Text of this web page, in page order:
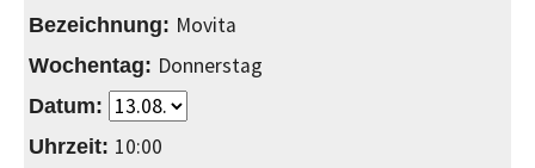
Movita
Donnerstag
10:00